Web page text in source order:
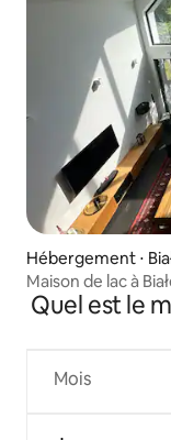
Hébergement ⋅
Maison de lac à
Quel est le
Mois